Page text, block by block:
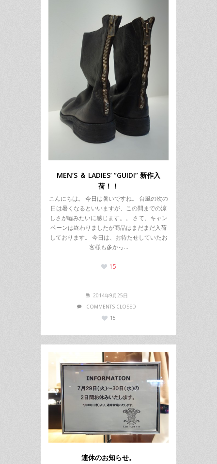
MEN’S ＆ LADIES’ “GUIDI” 新作入
荷！！
こんにちは。 今日は暑いですね。 台風の次の
日は暑くなるといいますが、この間までの涼
しさが嘘みたいに感じます。。 さて、キャン
ペーンは終わりましたが商品はまだまだ入荷
しております。 今日は、お待たせしていたお
客様も多かっ…
15
2014年9月25日
COMMENTS CLOSED
15
連休のお知らせ。